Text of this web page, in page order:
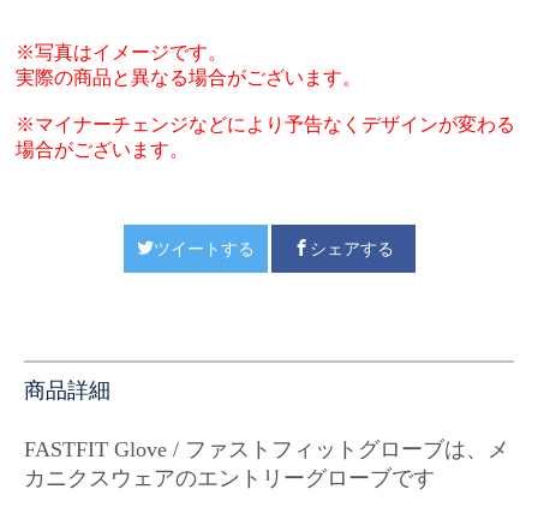
※写真はイメージです。
実際の商品と異なる場合がございます。
※マイナーチェンジなどにより予告なくデザインが変わる
場合がございます。
ツイートする シェアする
商品詳細
FASTFIT Glove / ファストフィットグローブは、メ
カニクスウェアのエントリーグローブです